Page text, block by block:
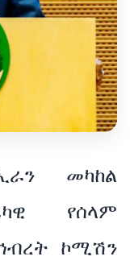
መካከል
የሰላም
ኮሚሽን